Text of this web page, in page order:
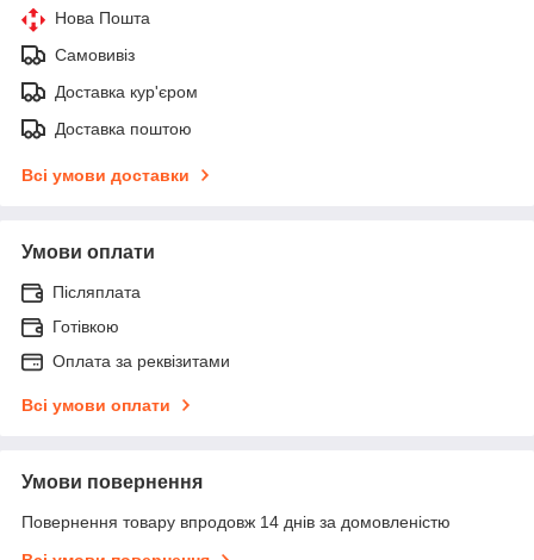
Нова Пошта
Самовивіз
Доставка кур'єром
Доставка поштою
Всі умови доставки
Умови оплати
Післяплата
Готівкою
Оплата за реквізитами
Всі умови оплати
Умови повернення
Повернення товару впродовж 14 днів за домовленістю